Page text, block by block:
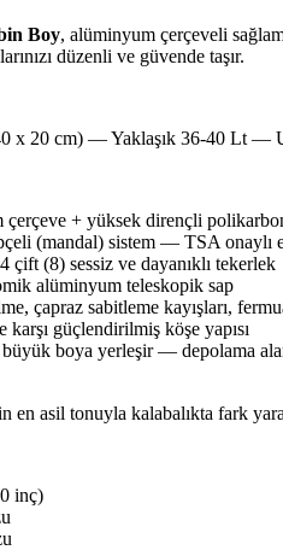
Boy, alüminyum çerçeveli
düzenli ve güvende taşır.
x 20 cm) — Yaklaşık 36-40 Lt —
çerçeve + yüksek dirençli
(mandal) sistem — TSA onaylı
çift (8) sessiz ve dayanıklı tekerlek
alüminyum teleskopik sap
çapraz sabitleme kayışları,
karşı güçlendirilmiş köşe yapısı
boya yerleşir — depolama
en asil tonuyla kalabalıkta fark
inç)